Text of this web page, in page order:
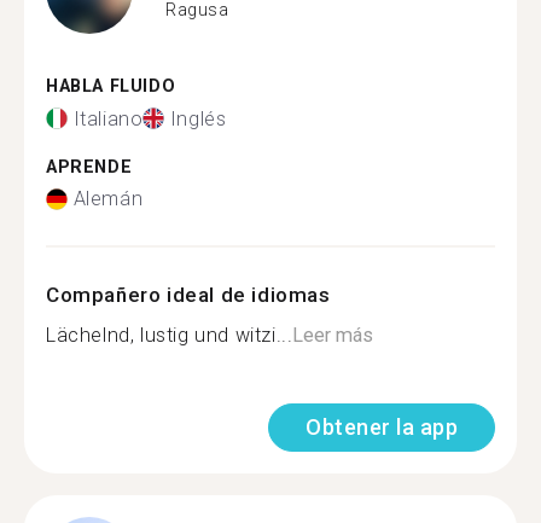
Ragusa
HABLA FLUIDO
Italiano Inglés
APRENDE
Alemán
Compañero ideal de idiomas
Lächelnd, lustig und witzi...Leer más
Obtener la app